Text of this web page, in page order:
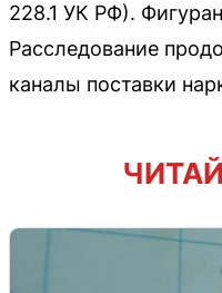
228.1 УК РФ).
Расследование
каналы поставки